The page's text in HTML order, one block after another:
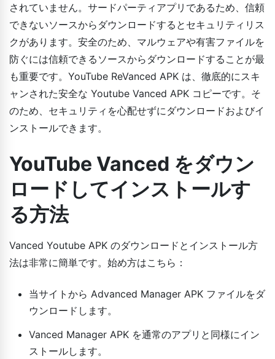
されていません。サードパーティアプリであるため、信頼
できないソースからダウンロードするとセキュリティリス
クがあります。安全のため、マルウェアや有害ファイルを
防ぐには信頼できるソースからダウンロードすることが最
も重要です。YouTube ReVanced APK は、徹底的にスキ
ャンされた安全な Youtube Vanced APK コピーです。そ
のため、セキュリティを心配せずにダウンロードおよびイ
ンストールできます。
YouTube Vanced をダウン
ロードしてインストールす
る方法
Vanced Youtube APK のダウンロードとインストール方
法は非常に簡単です。始め方はこちら：
当サイトから Advanced Manager APK ファイルをダ
ウンロードします。
Vanced Manager APK を通常のアプリと同様にイン
ストールします。